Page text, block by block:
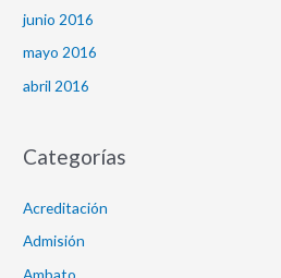
junio 2016
mayo 2016
abril 2016
Categorías
Acreditación
Admisión
Ambato